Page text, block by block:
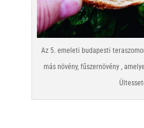
Az 5. emeleti budapesti
más növény, fűszernövény ,